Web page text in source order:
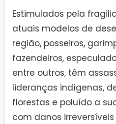
Estimulados pela
atuais modelos de
região, posseiros,
fazendeiros,
entre outros, têm
lideranças indígenas,
florestas e poluído a
com danos